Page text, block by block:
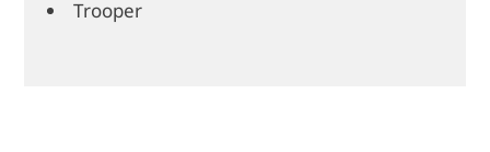
Trooper